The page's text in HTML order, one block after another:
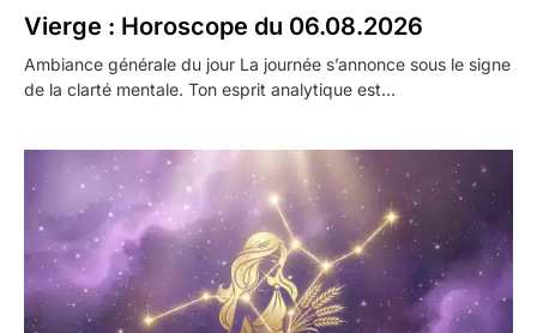
Vierge : Horoscope du 06.08.2026
Ambiance générale du jour La journée s’annonce sous le signe
de la clarté mentale. Ton esprit analytique est…